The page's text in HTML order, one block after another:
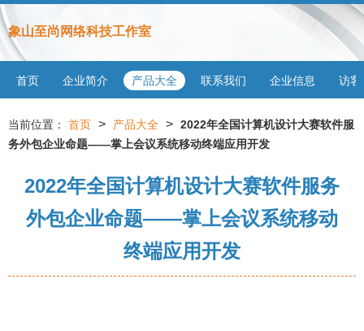
象山至尚网络科技工作室
首页 企业简介 产品大全 联系我们 企业信息 访客
当前位置： 首页 > 产品大全 > 2022年全国计算机设计大赛软件服
务外包企业命题——掌上会议系统移动终端应用开发
2022年全国计算机设计大赛软件服务
外包企业命题——掌上会议系统移动
终端应用开发